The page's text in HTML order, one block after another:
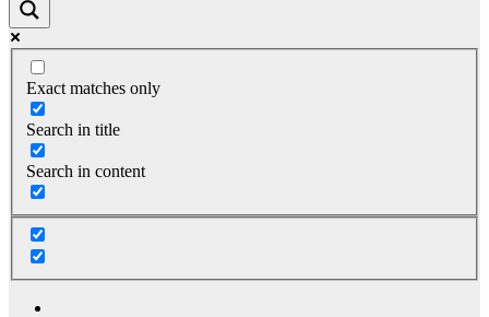
Exact matches only
Search in title
Search in content